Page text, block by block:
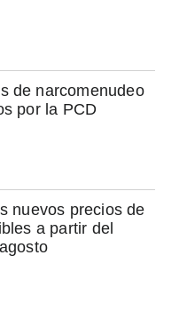
de narcomenudeo
por la PCD
nuevos precios de
a partir del